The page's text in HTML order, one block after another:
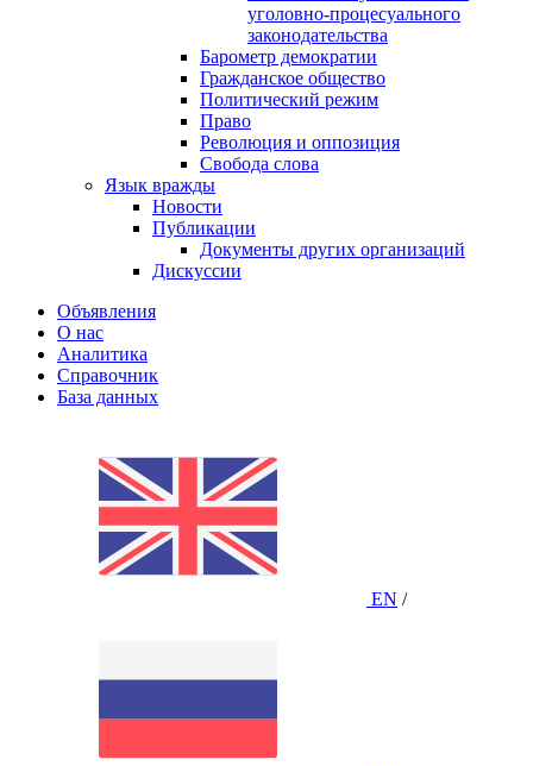
уголовно-процесуального
законодательства
Барометр демократии
Гражданское общество
Политический режим
Право
Революция и оппозиция
Свобода слова
Язык вражды
Новости
Публикации
Документы других организаций
Дискуссии
Объявления
О нас
Аналитика
Справочник
База данных
EN /